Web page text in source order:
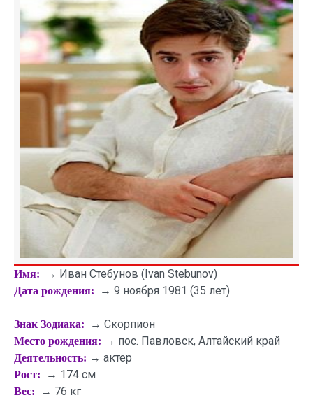
Имя: → Иван Стебунов (Ivan Stebunov)
Дата рождения: → 9 ноября 1981 (35 лет)
Знак Зодиака: → Скорпион
Место рождения: → пос. Павловск, Алтайский край
Деятельность: → актер
Рост: → 174 см
Вес: → 76 кг